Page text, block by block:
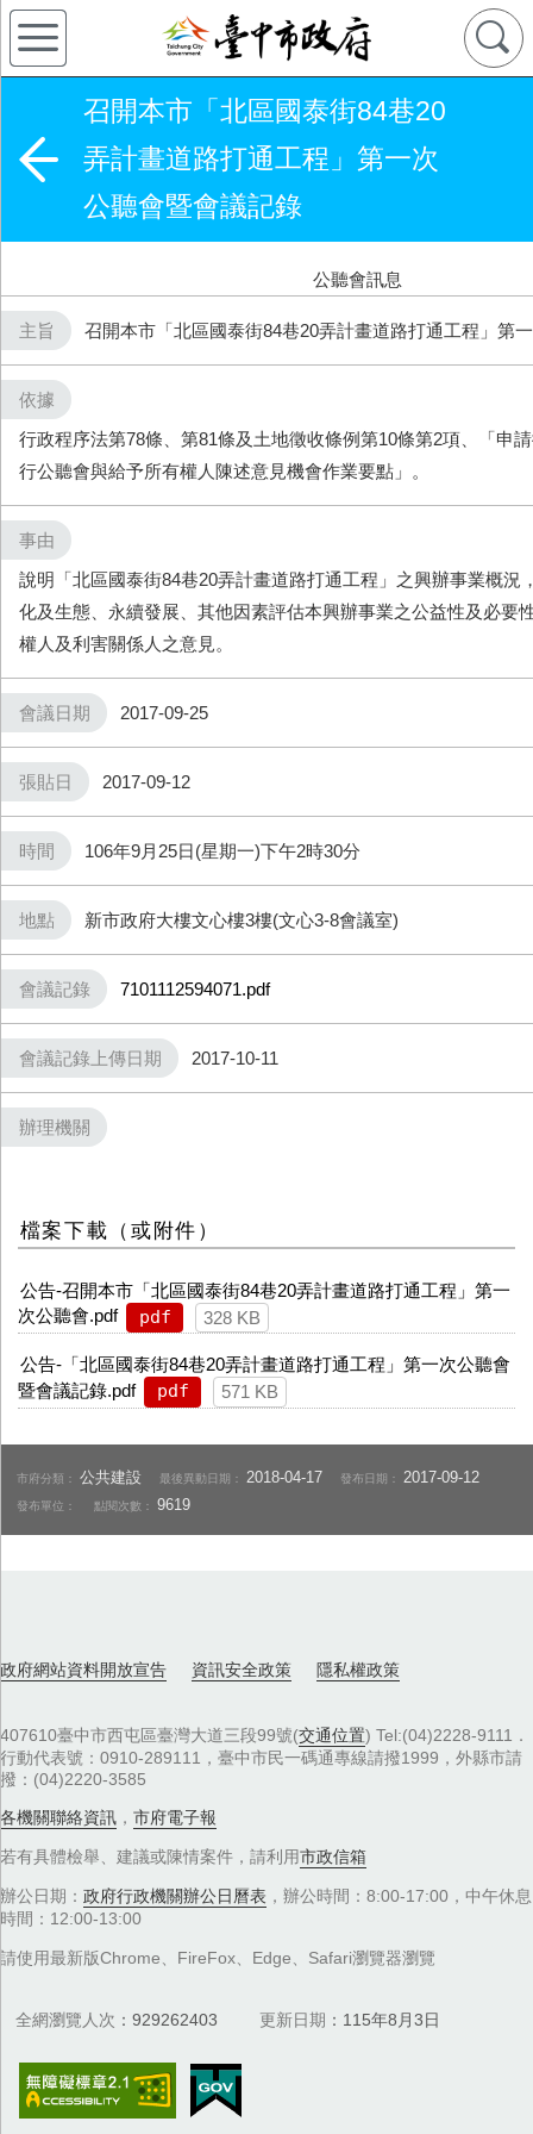
召開本市「北區國泰街84巷20
弄計畫道路打通工程」第一次
公聽會暨會議記錄
公聽會訊息
主旨 召開本市「北區國泰街84巷20弄計畫道路打通工程」第
依據
行政程序法第78條、第81條及土地徵收條例第10條第2項、「申
行公聽會與給予所有權人陳述意見機會作業要點」。
事由
說明「北區國泰街84巷20弄計畫道路打通工程」之興辦事業概況
化及生態、永續發展、其他因素評估本興辦事業之公益性及必要
權人及利害關係人之意見。
會議日期 2017-09-25
張貼日 2017-09-12
時間 106年9月25日(星期一)下午2時30分
地點 新市政府大樓文心樓3樓(文心3-8會議室)
會議記錄 7101112594071.pdf
會議記錄上傳日期 2017-10-11
辦理機關
檔案下載（或附件）
公告-召開本市「北區國泰街84巷20弄計畫道路打通工程」第一
次公聽會.pdf
pdf 328 KB
公告-「北區國泰街84巷20弄計畫道路打通工程」第一次公聽會
暨會議記錄.pdf
pdf 571 KB
市府分類：公共建設 最後異動日期： 2018-04-17 發布日期： 2017-09-12
發布單位： 點閱次數：9619
政府網站資料開放宣告 資訊安全政策 隱私權政策
407610臺中市西屯區臺灣大道三段99號(交通位置) Tel:(04)2228-9111．
行動代表號：0910-289111，臺中市民一碼通專線請撥1999，外縣市請
撥：(04)2220-3585
各機關聯絡資訊 ， 市府電子報
若有具體檢舉、建議或陳情案件，請利用市政信箱
辦公日期： 政府行政機關辦公日曆表 ，辦公時間：8:00-17:00，中午休息
時間：12:00-13:00
請使用最新版Chrome、FireFox、Edge、Safari瀏覽器瀏覽
全網瀏覽人次 929262403 更新日期 115年8月3日